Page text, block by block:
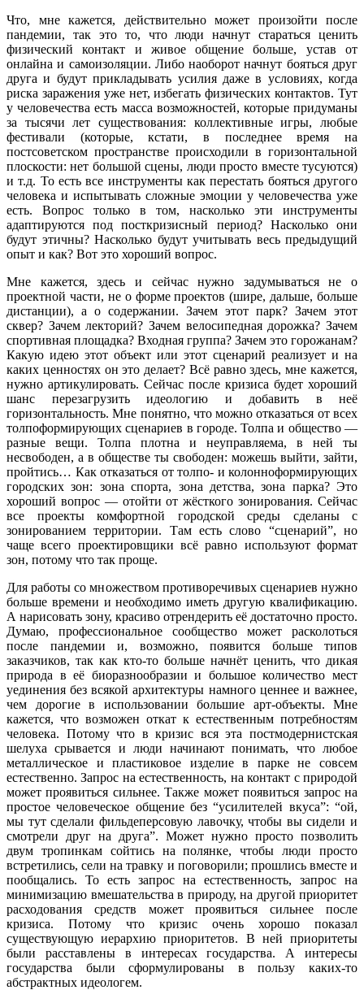
Что, мне кажется, действительно может произойти после
пандемии, так это то, что люди начнут стараться ценить
физический контакт и живое общение больше, устав от
онлайна и самоизоляции. Либо наоборот начнут бояться друг
друга и будут прикладывать усилия даже в условиях, когда
риска заражения уже нет, избегать физических контактов. Тут
у человечества есть масса возможностей, которые придуманы
за тысячи лет существования: коллективные игры, любые
фестивали (которые, кстати, в последнее время на
постсоветском пространстве происходили в горизонтальной
плоскости: нет большой сцены, люди просто вместе тусуются)
и т.д. То есть все инструменты как перестать бояться другого
человека и испытывать сложные эмоции у человечества уже
есть. Вопрос только в том, насколько эти инструменты
адаптируются под посткризисный период? Насколько они
будут этичны? Насколько будут учитывать весь предыдущий
опыт и как? Вот это хороший вопрос.
Мне кажется, здесь и сейчас нужно задумываться не о
проектной части, не о форме проектов (шире, дальше, больше
дистанции), а о содержании. Зачем этот парк? Зачем этот
сквер? Зачем лекторий? Зачем велосипедная дорожка? Зачем
спортивная площадка? Входная группа? Зачем это горожанам?
Какую идею этот объект или этот сценарий реализует и на
каких ценностях он это делает? Всё равно здесь, мне кажется,
нужно артикулировать. Сейчас после кризиса будет хороший
шанс перезагрузить идеологию и добавить в неё
горизонтальность. Мне понятно, что можно отказаться от всех
толпоформирующих сценариев в городе. Толпа и общество —
разные вещи. Толпа плотна и неуправляема, в ней ты
несвободен, а в обществе ты свободен: можешь выйти, зайти,
пройтись… Как отказаться от толпо- и колонноформирующих
городских зон: зона спорта, зона детства, зона парка? Это
хороший вопрос — отойти от жёсткого зонирования. Сейчас
все проекты комфортной городской среды сделаны с
зонированием территории. Там есть слово “сценарий”, но
чаще всего проектировщики всё равно используют формат
зон, потому что так проще.
Для работы со множеством противоречивых сценариев нужно
больше времени и необходимо иметь другую квалификацию.
А нарисовать зону, красиво отрендерить её достаточно просто.
Думаю, профессиональное сообщество может расколоться
после пандемии и, возможно, появится больше типов
заказчиков, так как кто-то больше начнёт ценить, что дикая
природа в её биоразнообразии и большое количество мест
уединения без всякой архитектуры намного ценнее и важнее,
чем дорогие в использовании большие арт-объекты. Мне
кажется, что возможен откат к естественным потребностям
человека. Потому что в кризис вся эта постмодернистская
шелуха срывается и люди начинают понимать, что любое
металлическое и пластиковое изделие в парке не совсем
естественно. Запрос на естественность, на контакт с природой
может проявиться сильнее. Также может появиться запрос на
простое человеческое общение без “усилителей вкуса”: “ой,
мы тут сделали фильдеперсовую лавочку, чтобы вы сидели и
смотрели друг на друга”. Может нужно просто позволить
двум тропинкам сойтись на полянке, чтобы люди просто
встретились, сели на травку и поговорили; прошлись вместе и
пообщались. То есть запрос на естественность, запрос на
минимизацию вмешательства в природу, на другой приоритет
расходования средств может проявиться сильнее после
кризиса. Потому что кризис очень хорошо показал
существующую иерархию приоритетов. В ней приоритеты
были расставлены в интересах государства. А интересы
государства были сформулированы в пользу каких-то
абстрактных идеологем.